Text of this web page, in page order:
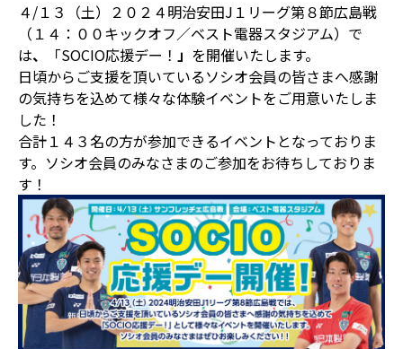
４/１３（土）２０２４明治安田J１リーグ第８節広島戦
（１４：００キックオフ／ベスト電器スタジアム）で
は、 「SOCIO応援デー！ 」 を開催いたします。
日頃からご支援を頂いているソシオ会員の皆さまへ感謝
の気持ちを込めて様々な体験イベントをご用意いたしま
した！
合計１４３名の方が参加できるイベントとなっておりま
す。ソシオ会員のみなさまのご参加をお待ちしておりま
す！